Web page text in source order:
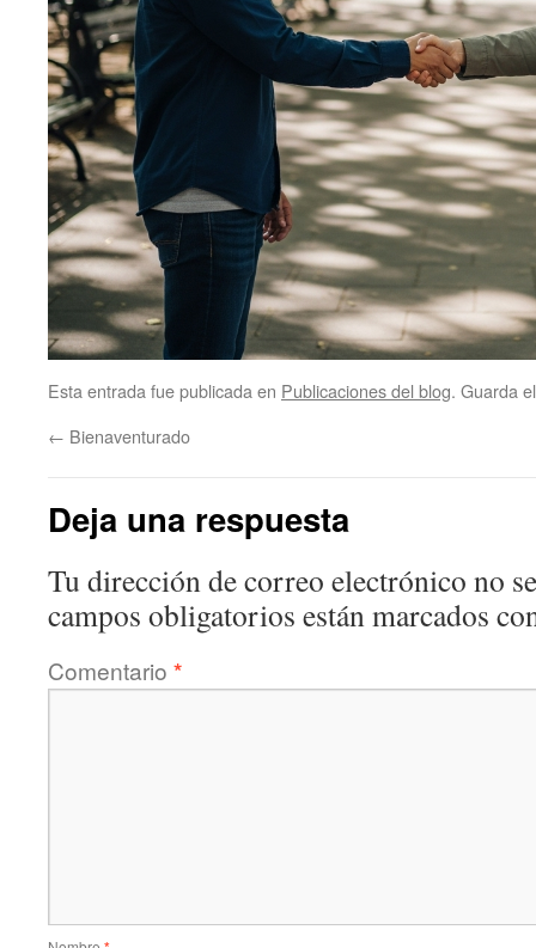
Esta entrada fue publicada en Publicaciones del blog. Guarda
← Bienaventurado
Deja una respuesta
Tu dirección de correo electrónico no
campos obligatorios están marcados
Comentario *